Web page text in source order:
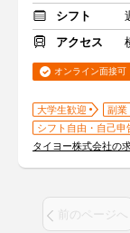
シフト
アクセス
オンライン面接可
大学生歓迎 副業
シフト自由・自己申
タイヨー株式会社の
前のページへ